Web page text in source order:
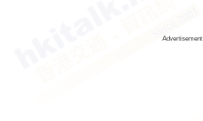
Advertisement